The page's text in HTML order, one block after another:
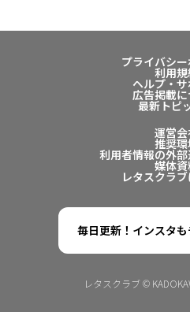
プライバシ
利用
ヘルプ・
広告掲載
最新トピ
運営
推奨
利用者情報の外
媒体
レタスクラ
毎日更新！インスタも
レタスクラブ ©